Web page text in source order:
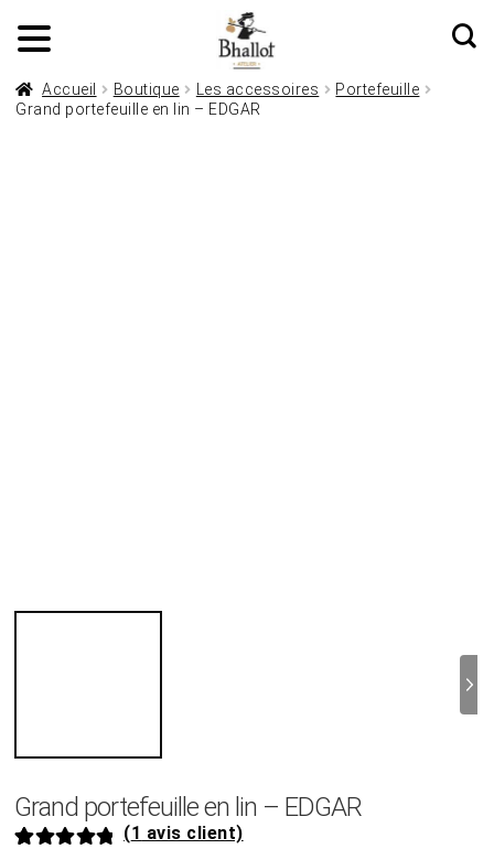
Accueil Boutique Les accessoires
Portefeuille
Grand portefeuille en lin – EDGAR
Grand portefeuille en lin – EDGAR
(1 avis client)